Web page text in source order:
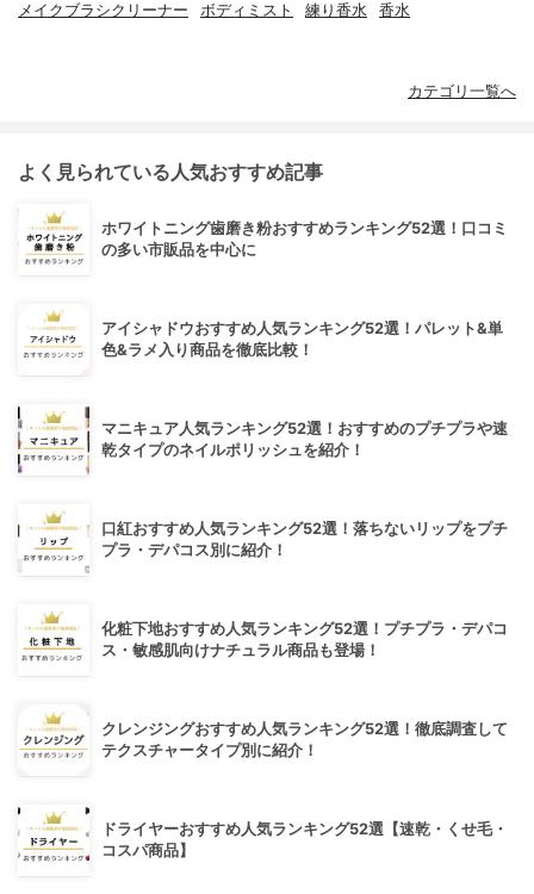
メイクブラシクリーナー ボディミスト 練り香水 香水
カテゴリ一覧へ
よく見られている人気おすすめ記事
ホワイトニング歯磨き粉おすすめランキング52選！口コミ
の多い市販品を中心に
アイシャドウおすすめ人気ランキング52選！パレット&単
色&ラメ入り商品を徹底比較！
マニキュア人気ランキング52選！おすすめのプチプラや速
乾タイプのネイルポリッシュを紹介！
口紅おすすめ人気ランキング52選！落ちないリップをプチ
プラ・デパコス別に紹介！
化粧下地おすすめ人気ランキング52選！プチプラ・デパコ
ス・敏感肌向けナチュラル商品も登場！
クレンジングおすすめ人気ランキング52選！徹底調査して
テクスチャータイプ別に紹介！
ドライヤーおすすめ人気ランキング52選【速乾・くせ毛・
コスパ商品】